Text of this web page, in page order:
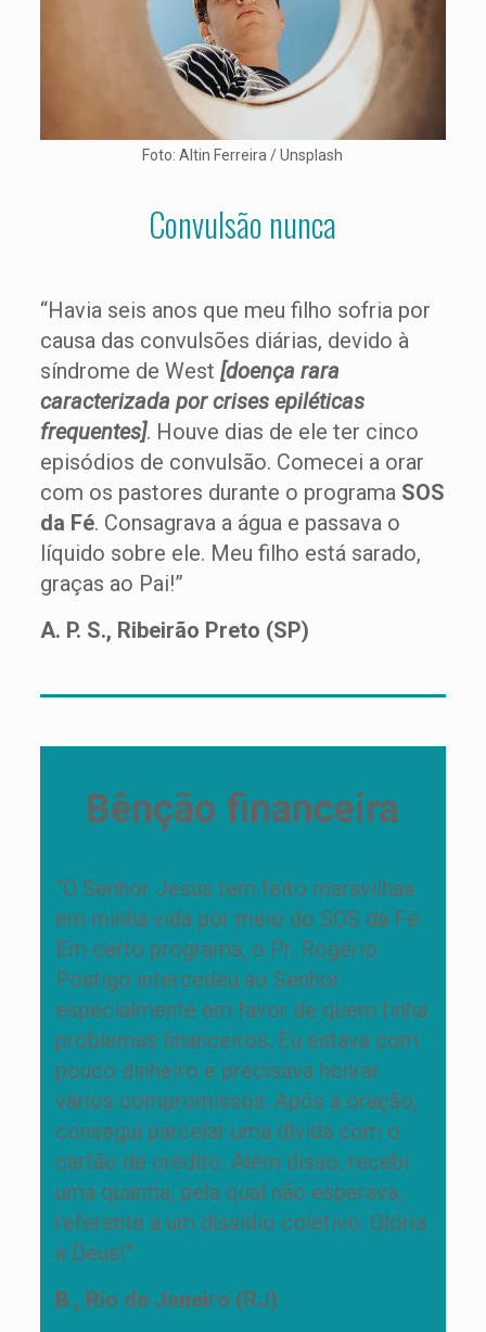
Foto: Altin Ferreira / Unsplash
Convulsão nunca
“Havia seis anos que meu filho sofria por
causa das convulsões diárias, devido à
síndrome de West [doença rara
caracterizada por crises epiléticas
frequentes]. Houve dias de ele ter cinco
episódios de convulsão. Comecei a orar
com os pastores durante o programaSOS
da Fé. Consagrava a água e passava o
líquido sobre ele. Meu filho está sarado,
graças ao Pai!”
A. P. S., Ribeirão Preto (SP)
Bênção financeira
“O Senhor Jesus tem feito maravilhas
em minha vida por meio do SOS da Fé.
Em certo programa, o Pr. Rogério
Postigo intercedeu ao Senhor
especialmente em favor de quem tinha
problemas financeiros. Eu estava com
pouco dinheiro e precisava honrar
vários compromissos. Após a oração,
consegui parcelar uma dívida com o
cartão de crédito. Além disso, recebi
uma quantia, pela qual não esperava,
referente a um dissídio coletivo. Glória
a Deus!”
B., Rio de Janeiro (RJ)